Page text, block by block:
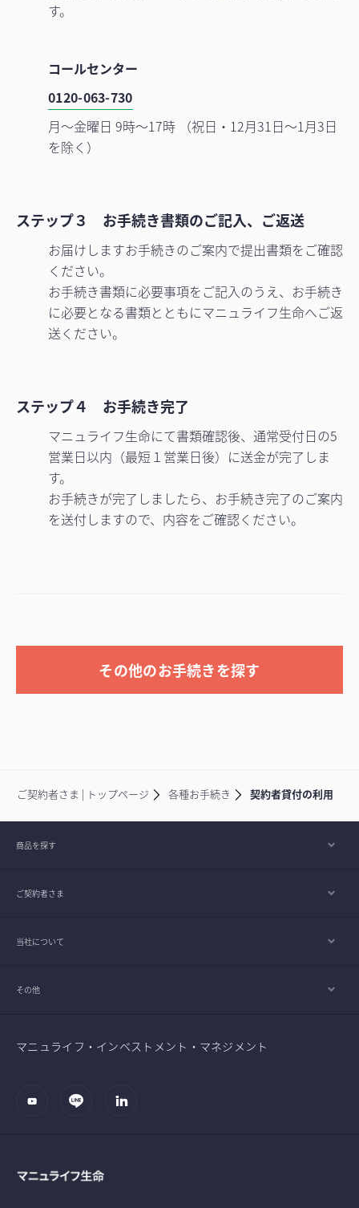
す。
コールセンター
0120-063-730
月～金曜日 9時～17時 （祝日・12月31日～1月3日
を除く）
ステップ３ お手続き書類のご記入、ご返送
お届けしますお手続きのご案内で提出書類をご確認
ください。
お手続き書類に必要事項をご記入のうえ、お手続き
に必要となる書類とともにマニュライフ生命へご返
送ください。
ステップ４ お手続き完了
マニュライフ生命にて書類確認後、通常受付日の5
営業日以内（最短１営業日後）に送金が完了しま
す。
お手続きが完了しましたら、お手続き完了のご案内
を送付しますので、内容をご確認ください。
その他のお手続きを探す
ご契約者さま | トップページ 各種お手続き 契約者貸付の利用
商品を探す
ご契約者さま
当社について
その他
マニュライフ・インベストメント・マネジメント